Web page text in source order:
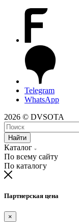
Telegram
WhatsApp
2026 © DVSOTA
Найти
Каталог
По всему сайту
По каталогу
Партнерская цена
×